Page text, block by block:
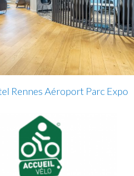
Rennes Aéroport Parc Expo